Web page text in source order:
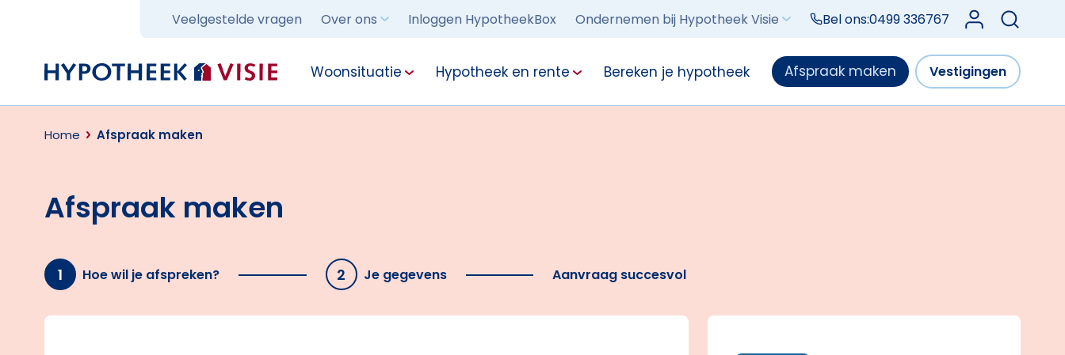
Veelgestelde vragen Over ons Inloggen HypotheekBox Ondernemen bij Hypotheek Visie Bel ons:0499 336767 Log in bij Mijn
Terug naar home Woonsituatie Hypotheek en rente Bereken je hypotheek Afspraak maken Vestigingen
Home Afspraak maken
Afspraak maken
1 Hoe wil je afspreken? 2 Je gegevens Aanvraag succesvol